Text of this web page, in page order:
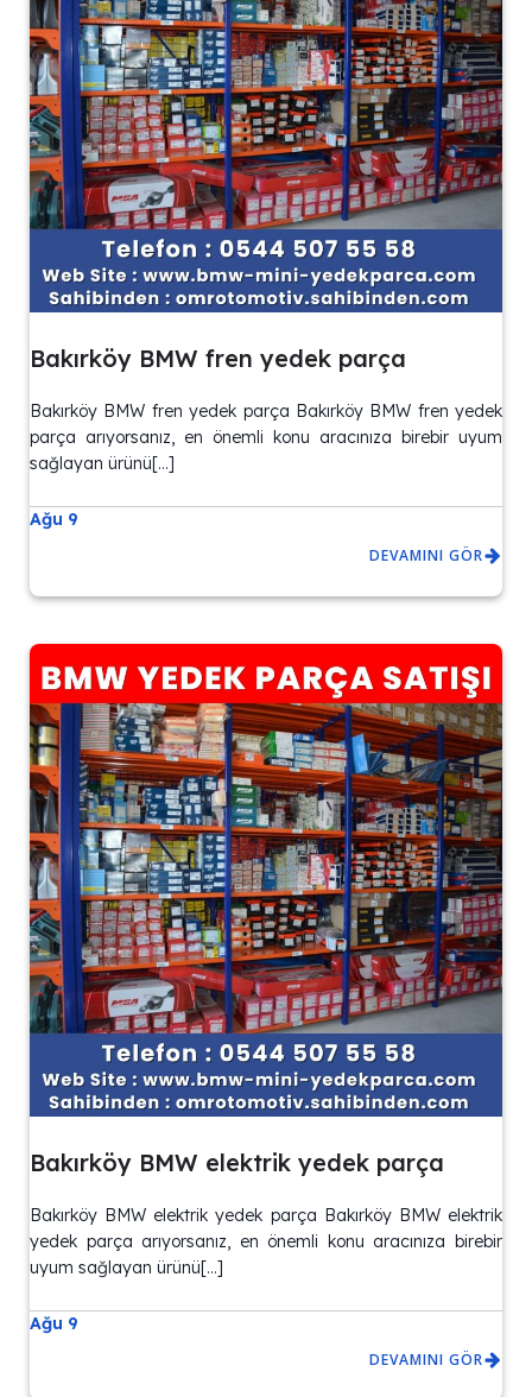
Bakırköy BMW fren yedek parça
Bakırköy BMW fren yedek parça Bakırköy BMW fren yedek
parça arıyorsanız, en önemli konu aracınıza birebir uyum
sağlayan ürünü[…]
Ağu 9
DEVAMINI GÖR
Bakırköy BMW elektrik yedek parça
Bakırköy BMW elektrik yedek parça Bakırköy BMW elektrik
yedek parça arıyorsanız, en önemli konu aracınıza birebir
uyum sağlayan ürünü[…]
Ağu 9
DEVAMINI GÖR